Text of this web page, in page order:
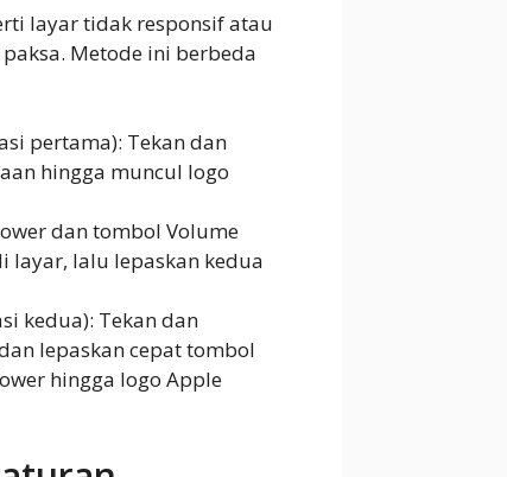
layar tidak responsif atau
Metode ini berbeda
pertama): Tekan dan
hingga muncul logo
dan tombol Volume
layar, lalu lepaskan kedua
kedua): Tekan dan
lepaskan cepat tombol
hingga logo Apple